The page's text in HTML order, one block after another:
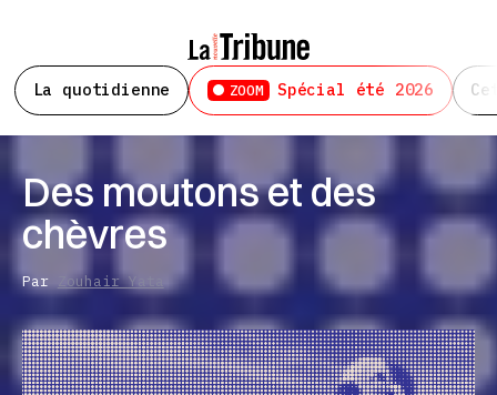
La quotidienne ZOOM Spécial été 2026
Des moutons et des
chèvres
Par Zouhair Yata